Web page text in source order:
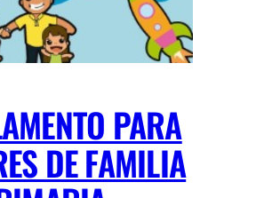
PARA
DE FAMILIA